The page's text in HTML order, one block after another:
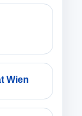
Wien